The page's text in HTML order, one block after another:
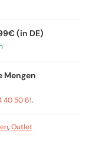
(in DE)
Mengen
40 50 61.
,Outlet